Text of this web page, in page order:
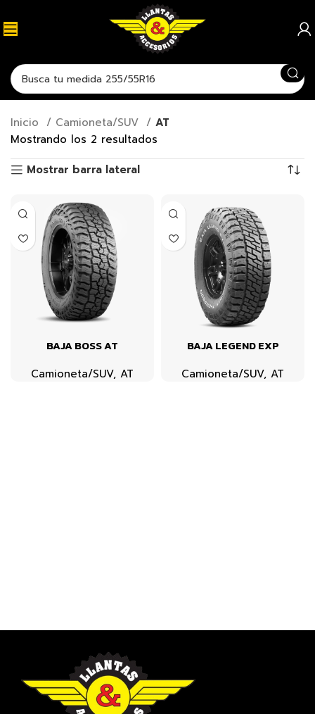
Inicio Camioneta/SUV
AT
Mostrando los 2 resultados
Mostrar barra lateral
BAJA BOSS AT
Camioneta/SUV, AT
BAJA LEGEND EXP
Camioneta/SUV, AT